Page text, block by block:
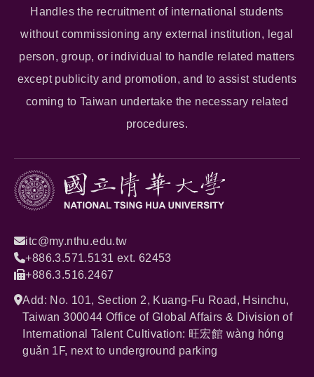
Handles the recruitment of international students
without commissioning any external institution, legal
person, group, or individual to handle related matters
except publicity and promotion, and to assist students
coming to Taiwan undertake the necessary related
procedures.
itc@my.nthu.edu.tw
+886.3.571.5131 ext. 62453
+886.3.516.2467
Add: No. 101, Section 2, Kuang-Fu Road, Hsinchu,
Taiwan 300044 Office of Global Affairs & Division of
International Talent Cultivation: 旺宏館 wàng hóng
guǎn 1F, next to underground parking